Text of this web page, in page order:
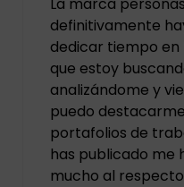
definitivamente
dedicar tiempo
que estoy
analizándome y
puedo
portafolios de
has publicado me
mucho al respecto